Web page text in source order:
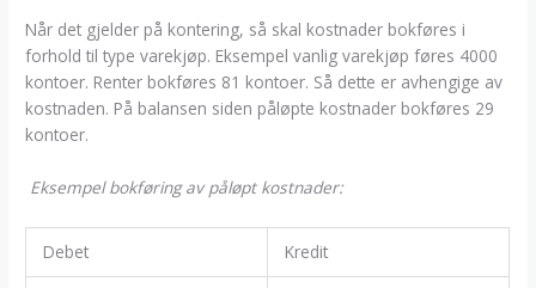
Når det gjelder på kontering, så skal kostnader bokføres i
forhold til type varekjøp. Eksempel vanlig varekjøp føres 4000
kontoer. Renter bokføres 81 kontoer. Så dette er avhengige av
kostnaden. På balansen siden påløpte kostnader bokføres 29
kontoer.
Eksempel bokføring av påløpt kostnader:
Debet Kredit